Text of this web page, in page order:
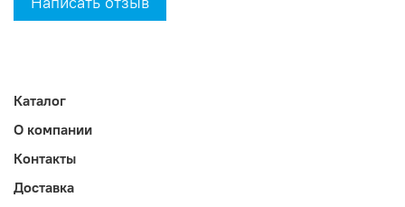
Каталог
О компании
Контакты
Доставка